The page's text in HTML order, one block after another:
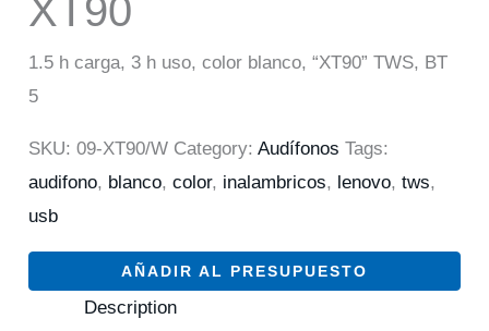
XT90
1.5 h carga, 3 h uso, color blanco, “XT90” TWS, BT
5
SKU:09-XT90/W Category:Audífonos Tags:
audifono, blanco,color, inalambricos, lenovo,tws,
usb
AÑADIR AL PRESUPUESTO
Description